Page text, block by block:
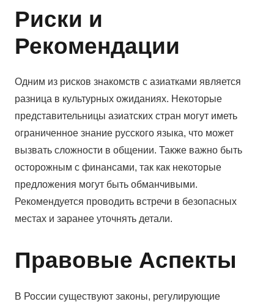
Риски и
Рекомендации
Одним из рисков знакомств с азиатками является
разница в культурных ожиданиях. Некоторые
представительницы азиатских стран могут иметь
ограниченное знание русского языка, что может
вызвать сложности в общении. Также важно быть
осторожным с финансами, так как некоторые
предложения могут быть обманчивыми.
Рекомендуется проводить встречи в безопасных
местах и заранее уточнять детали.
Правовые Аспекты
В России существуют законы, регулирующие